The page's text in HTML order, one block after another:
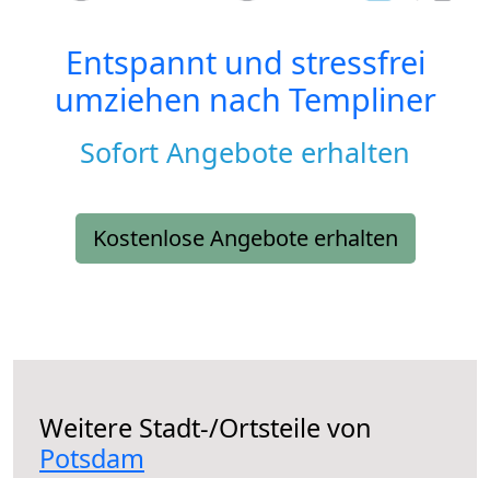
Entspannt und stressfrei
umziehen nach Templiner
Sofort Angebote erhalten
Kostenlose Angebote erhalten
Weitere Stadt-/Ortsteile von
Potsdam